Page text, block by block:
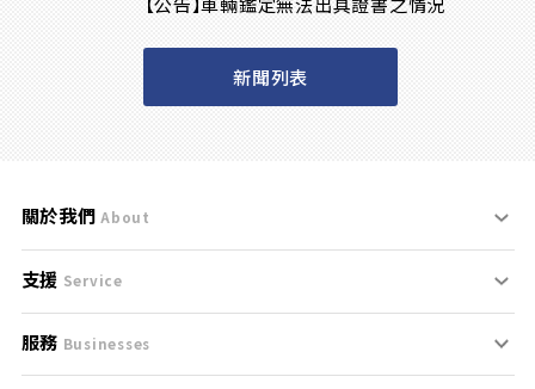
新聞列表
關於我們 About
刊登規範
服務條款
支援 Service
支援中心
服務 Businesses